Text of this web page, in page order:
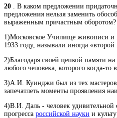
20 . В каком предложении
предложения нельзя заменить
выраженным причастным оборотом?
1)Московское Училище живописи и
1933 году, называли иногда
2)Благодаря своей цепкой памяти
любого человека, которого когда-то
3)А.И. Куинджи был из тех
запечатлеть моменты проявления
4)В.И. Даль - человек удивительной
прогресса российской науки и